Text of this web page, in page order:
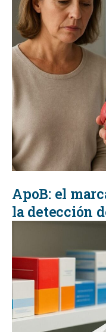
ApoB: el
la detección